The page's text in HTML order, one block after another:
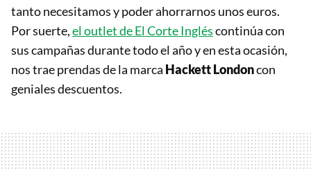
tanto necesitamos y poder ahorrarnos unos euros.
Por suerte,el outlet de El Corte Ingléscontinúa con
sus campañas durante todo el año y en esta ocasión,
nos trae prendas de la marca Hackett Londoncon
geniales descuentos.